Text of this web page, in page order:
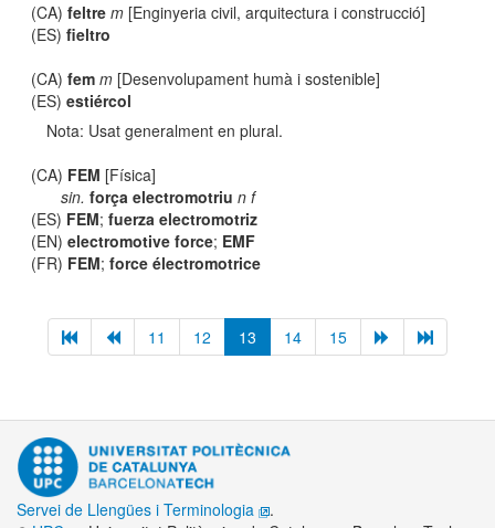
(CA)feltre m [Enginyeria civil, arquitectura i construcció]
(ES)fieltro
(CA)fem m [Desenvolupament humà i sostenible]
(ES)estiércol
Nota: Usat generalment en plural.
(CA) FEM [Física]
sin. força electromotriu n f
(ES) FEM;fuerza electromotriz
(EN)electromotive force; EMF
(FR) FEM;force électromotrice
11 12 13 14 15
Servei de Llengües i Terminologia
.